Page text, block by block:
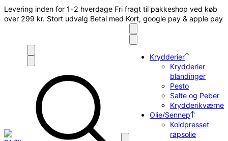
Spring
til
Levering inden for 1-2 hverdage Fri fragt til pakkeshop ved køb
over 299 kr. Stort udvalg Betal med Kort, google pay & apple pay
Krydderier
Krydderier
blandinger
Pesto
Salte og Peber
Krydderikværne
Olie/Sennep
Koldpresset
rapsolie